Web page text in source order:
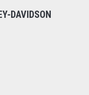
DAVIDSON